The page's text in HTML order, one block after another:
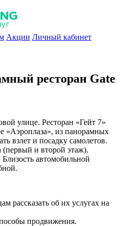
Акции Личный кабинет
ресторан Gate
улице. Ресторан «Гейт 7»
«Аэроплаза», из панорамных
взлет и посадку самолетов.
(первый и второй этаж).
автомобильной
рассказать об их услугах на
продвижения.